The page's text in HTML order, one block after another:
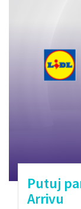
Putuj
Arrivu